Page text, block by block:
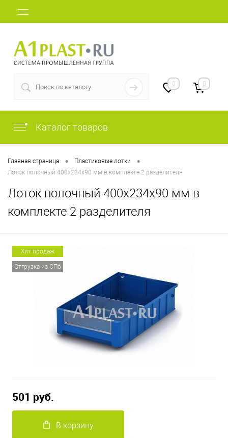
0 0
Каталог товаров
Главная страница • Пластиковые лотки •
Лоток полочный 400х234х90 мм в комплекте 2 разделителя
Лоток полочный 400х234х90 мм в
комплекте 2 разделителя
Хит продаж
Отгрузка из СПб
501 руб.
В корзину